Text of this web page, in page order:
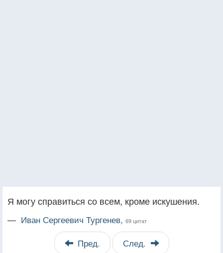
Я могу справиться со всем, кроме искушения.
— Иван Сергеевич Тургенев, 69 цитат
Пред. След.